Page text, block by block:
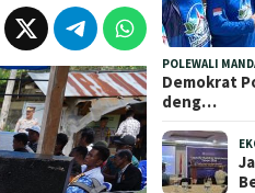
POLEWALI
Demokrat
deng…